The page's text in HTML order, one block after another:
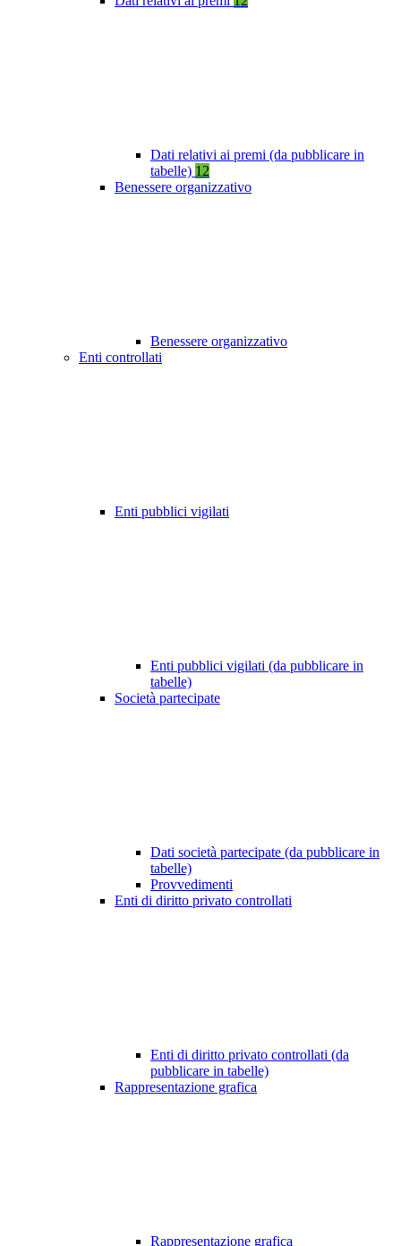
Dati relativi ai premi (da pubblicare in
tabelle) 12
Benessere organizzativo
Benessere organizzativo
Enti controllati
Enti pubblici vigilati
Enti pubblici vigilati (da pubblicare in
tabelle)
Società partecipate
Dati società partecipate (da pubblicare in
tabelle)
Provvedimenti
Enti di diritto privato controllati
Enti di diritto privato controllati (da
pubblicare in tabelle)
Rappresentazione grafica
Rappresentazione grafica